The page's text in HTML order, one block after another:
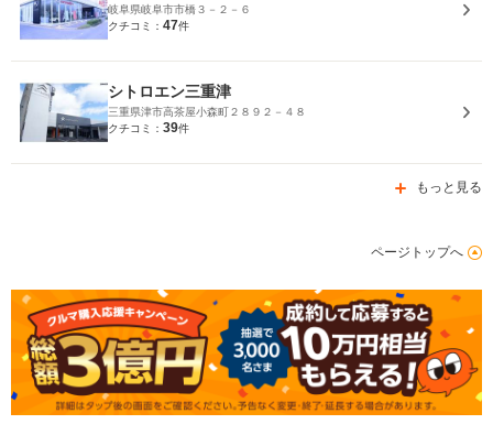
岐阜県岐阜市市橋３－２－６
クチコミ： 47件
シトロエン三重津
三重県津市高茶屋小森町２８９２－４８
クチコミ： 39件
もっと見る
ページトップへ